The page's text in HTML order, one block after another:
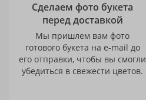
Сделаем фото букета
перед доставкой
Мы пришлем вам фото
готового букета на e-mail до
его отправки, чтобы вы смогли
убедиться в свежести цветов.